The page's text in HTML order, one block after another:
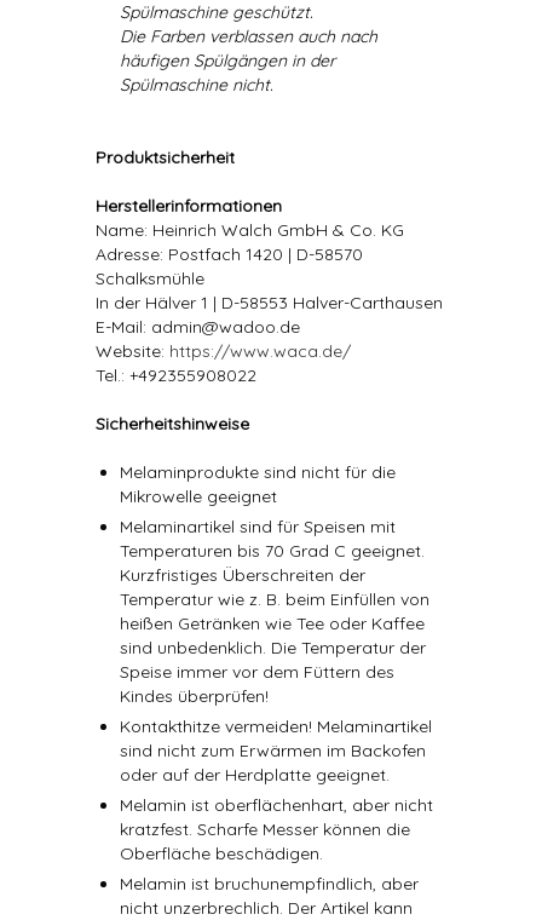
Spülmaschine geschützt.
Die Farben verblassen auch nach
häufigen Spülgängen in der
Spülmaschine nicht.
Produktsicherheit
Herstellerinformationen
Name: Heinrich Walch GmbH & Co. KG
Adresse: Postfach 1420 | D-58570
Schalksmühle
In der Hälver 1 | D-58553 Halver-Carthausen
E-Mail: admin@wadoo.de
Website: https://www.waca.de/
Tel.: +492355908022
Sicherheitshinweise
Melaminprodukte sind nicht für die
Mikrowelle geeignet
Melaminartikel sind für Speisen mit
Temperaturen bis 70 Grad C geeignet.
Kurzfristiges Überschreiten der
Temperatur wie z. B. beim Einfüllen von
heißen Getränken wie Tee oder Kaffee
sind unbedenklich. Die Temperatur der
Speise immer vor dem Füttern des
Kindes überprüfen!
Kontakthitze vermeiden! Melaminartikel
sind nicht zum Erwärmen im Backofen
oder auf der Herdplatte geeignet.
Melamin ist oberflächenhart, aber nicht
kratzfest. Scharfe Messer können die
Oberfläche beschädigen.
Melamin ist bruchunempfindlich, aber
nicht unzerbrechlich. Der Artikel kann